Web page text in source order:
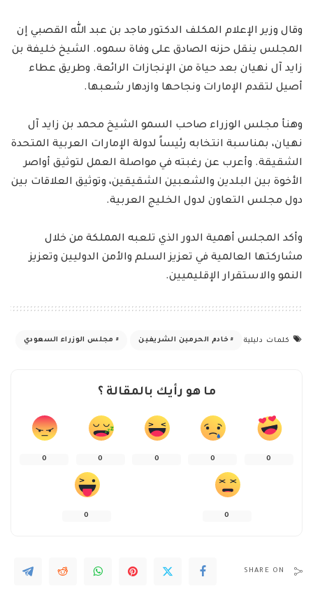
وقال وزير الإعلام المكلف الدكتور ماجد بن عبد الله القصبي إن
المجلس ينقل حزنه الصادق على وفاة سموه. الشيخ خليفة بن
زايد آل نهيان بعد حياة من الإنجازات الرائعة. وطريق عطاء
أصيل لتقدم الإمارات ونجاحها وازدهار شعبها.
وهنأ مجلس الوزراء صاحب السمو الشيخ محمد بن زايد آل
نهيان، بمناسبة انتخابه رئيساً لدولة الإمارات العربية المتحدة
الشقيقة. وأعرب عن رغبته في مواصلة العمل لتوثيق أواصر
الأخوة بين البلدين والشعبين الشقيقين، وتوثيق العلاقات بين
دول مجلس التعاون لدول الخليج العربية.
وأكد المجلس أهمية الدور الذي تلعبه المملكة من خلال
مشاركتها العالمية في تعزيز السلم والأمن الدوليين وتعزيز
النمو والاستقرار الإقليميين.
كلمات دليلية خادم الحرمين الشريفين مجلس الوزراء السعودي
ما هو رأيك بالمقالة ؟
0
0
0
0
0
0
0
SHARE ON